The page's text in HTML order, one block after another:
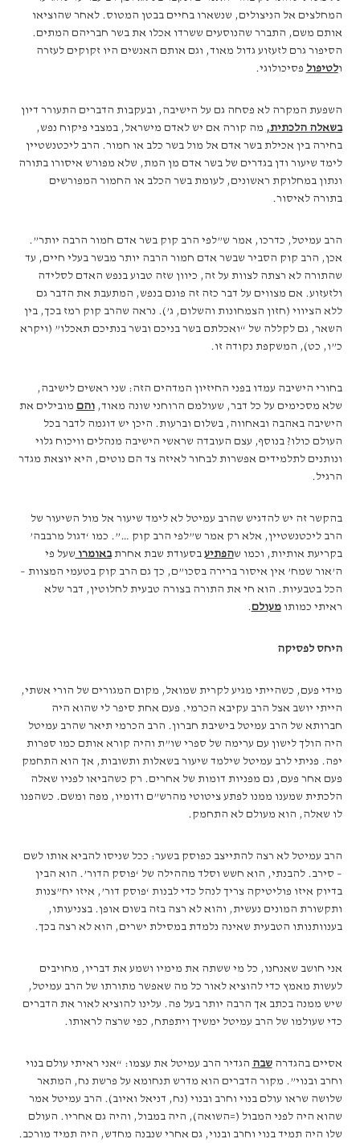
המחלצים אל הניצולים, שנשארו בחיים בבטן המטוס. לאחר שהוציאו
אותם משם, התברר שהנוסעים ששרדו אכלו את בשר חבריהם המתים.
הסיפור גרם לזעזוע גדול מאוד, וגם אותם האנשים היו זקוקים לעזרה
לטיפולפסיכולוגי.
השפעת המקרה לא פסחה גם על הישיבה, ובעקבות הדברים התעורר דיון
בשאלה הלכתית,מה קורה אם יש לאדם מישראל, במצבי פיקוח נפש,
בחירה בין אכילת בשר אדם אל מול בשר כלב או חמור. הרב ליכטנשטיין
לימד שיעור ודן בגדרים של בשר אדם מן המת, שלא מפורש איסורו בתורה
ונתון במחלוקת ראשונים, לעומת בשר הכלב או החמור המפורשים
בתורה לאיסור.
הרב עמיטל, כדרכו, אמר ש”לפי הרב קוק בשר אדם חמור הרבה יותר”.
אכן, הרב קוק הסביר שבשר אדם חמור הרבה יותר מבשר בעלי חיים, עד
שהתורה לא רצתה לצוות על זה, כיוון שזה טבוע בנפש האדם לסלידה
ולזעזוע. אם מצווים על דבר כזה זה פוגם בנפש, המתעבת את הדבר גם
ללא הציווי (חזון הצמחונות והשלום, ג’). נראה שהרב קוק רמז בכך, בין
השאר, גם לקללה של “ואכלתם בשר בניכם ובשר בנתיכם תאכלו” (ויקרא
כ”ו, כט), המשקפת נקודה זו.
בחורי הישיבה עמדו בפני החיזיון המדהים הזה: שני ראשים לישיבה,
שלא מסכימים על כל דבר, שעולמם הרוחני שונה מאוד,והםמובילים את
הישיבה באהבה ובאחווה, בשלום וברעות. היכן יש דוגמה לדבר בכל
העולם כולו? בנוסף, עצם העובדה שראשי הישיבה מנהלים וויכוח גלוי
ונותנים לתלמידים אפשרות לבחור לאיזה צד הם נוטים, היא יוצאת מגדר
הרגיל.
בהקשר זה יש להדגיש שהרב עמיטל לא לימד שיעור אל מול השיעור של
הרב ליכטנשטיין, אלא רק אמר ש”לפי הרב קוק …”. כמו ‘דגול מרבבה’
בקריעת אותיות, וכמו ש הפתיעבסעודת שבת אחרתבאומרושעל פי
ה’אור שמח’ אין איסור ברירה בסכו”ם, כך גם הרב קוק בטעמי המצוות –
הכל בטבעיות. הוא חי את התורה בצורה טבעית לחלוטין, דבר שלא
ראיתי כמותומעולם.
היחס לפסיקה
מידי פעם, כשהייתי מגיע לקרית שמואל, מקום המגורים של הורי אשתי,
הייתי יושב אצל הרב עקיבא הכרמי. פעם אחת סיפר לי שהוא היה
חברותא של הרב עמיטל בישיבת חברון. הרב הכרמי תיאר שהרב עמיטל
היה הולך לישון עם ערימה של ספרי שו”ת והיה קורא אותם כמו ספרות
יפה. פניתי לרב עמיטל שילמד שיעור בשאלות ותשובות, אך הוא התחמק
פעם אחר פעם, גם מפניות דומות של אחרים. רק כשהביאו לפניו שאלה
הלכתית שמענו ממנו לפתע ציטוטי מהרש”ם ודומיו, מפה ומשם. כשהפנו
לו שאלה, הוא מעולם לא התחמק.
הרב עמיטל לא רצה להתייצב כפוסק בשער: ככל שניסו להביא אותו לשם
– סירב. להבנתי, הוא חשש וסלד מההילה של ‘פוסק הדור’. הוא הבין
בדיוק איזו פוליטיקה צריך לנהל כדי לבנות ‘פוסק דור’, איזו יח”צנות
ותקשורת המונים נעשית, והוא לא רצה בזה בשום אופן. בצניעותו,
בענוותנותו הטבעית שאינה נלמדת במסילת ישרים, הוא לא רצה בכך.
אני חושב שאנחנו, כל מי ששתה את מימיו ושמע את דבריו, מחויבים
לעשות מאמץ כדי להוציא לאור כל מה שאפשר מתורתו של הרב עמיטל,
שיש ממנה בכתב אך הרבה יותר בעל פה. עלינו להוציא לאור את הדברים
כדי שעולמו של הרב עמיטל ימשיך ויתפתח, כפי שרצה לראותו.
אסיים בהגדרהשבההגדיר הרב עמיטל את עצמו: “אני ראיתי עולם בנוי
וחרב ובנוי”. מקור הדברים הוא מדרש תנחומא על פרשת נח, המתאר
שלושה שראו עולם בנוי וחרב ובנוי (נח, דניאל ואיוב). הרב עמיטל אמר
שהוא היה לפני המבול (=השואה), היה במבול, והיה גם אחריו. העולם
שלו היה תמיד בנוי וחרב ובנוי, גם אחרי שנבנה מחדש, היה תמיד מורכב.